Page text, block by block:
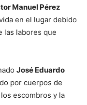
Manuel Pérez
en el lugar debido
las labores que
José Eduardo
por cuerpos de
escombros y la